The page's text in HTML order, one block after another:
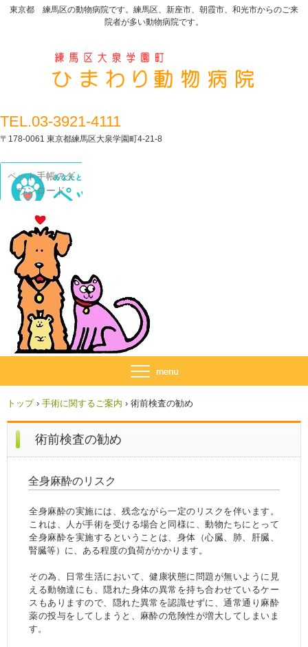
東京都 練馬区の動物病院です。練馬区、新座市、朝霞市、和光市からのご来
院者が多い動物病院です。
TEL.03-3921-4111
〒178-0061 東京都練馬区大泉学園町4-21-8
ペット手帳のダ
ウンロード
トップ › 手術に関するご案内 › 術前検査の勧め
術前検査の勧め
全身麻酔のリスク
全身麻酔の実施には、残念ながら一定のリスクを伴います。
これは、人が手術を受ける場合と同様に、動物たちにとって
全身麻酔を実施するということは、身体（心臓、肺、肝臓、
腎臓等）に、ある程度の負荷がかかります。
その為、日常生活において、健康状態に問題が無いように見
える動物達にも、隠れた身体の異常を持ち合わせているケー
スもありますので、隠れた異常を認識せずに、通常通り麻酔
薬の投与をしてしまうと、麻酔の危険性が増大してしまいま
す。